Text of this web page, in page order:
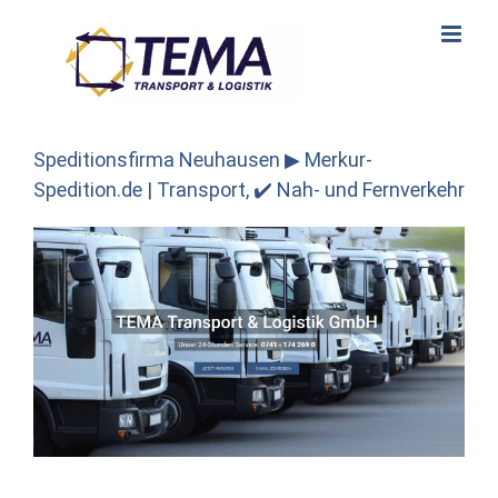
Speditionsfirma Neuhausen ▶︎ Merkur-
Spedition.de | Transport, ✔️ Nah- und Fernverkehr